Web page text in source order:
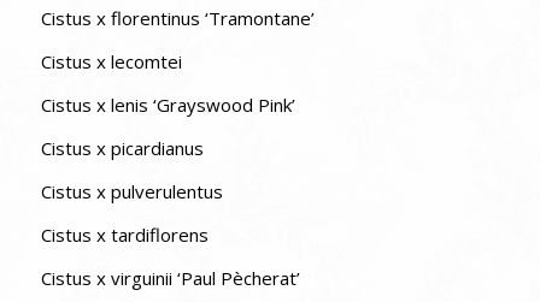
Cistus x florentinus ‘Tramontane’
Cistus x lecomtei
Cistus x lenis ‘Grayswood Pink’
Cistus x picardianus
Cistus x pulverulentus
Cistus x tardiflorens
Cistus x virguinii ‘Paul Pècherat’